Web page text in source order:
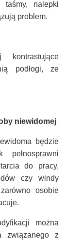
taśmy, nalepki
problem.
kontrastujące
podłogi, ze
niewidomej
będzie
do pracy,
czy windy
osobie
można
związanego z